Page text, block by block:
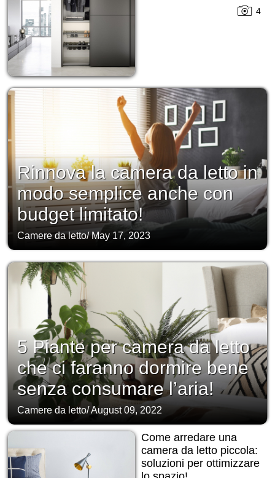
4
Rinnova la camera da letto in
modo semplice anche con
budget limitato!
Camere da letto/May 17, 2023
5 Piante per camera da letto
che ci faranno dormire bene
senza consumare l’aria!
Camere da letto/August 09, 2022
Come arredare una
camera da letto piccola:
soluzioni per ottimizzare